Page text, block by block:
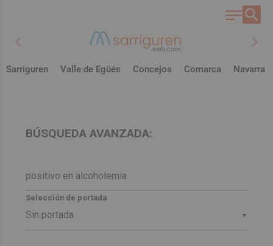
chevron_left chevron_right
Sarriguren Valle de Egüés Concejos Comarca Navarra
BÚSQUEDA AVANZADA:
▼
Selección de portada